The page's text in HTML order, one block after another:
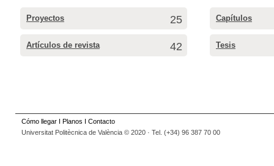
Proyectos 25 Capítulos
Artículos de revista 42 Tesis
Cómo llegar I Planos I Contacto
Universitat Politècnica de València © 2020 · Tel. (+34) 96 387 70 00